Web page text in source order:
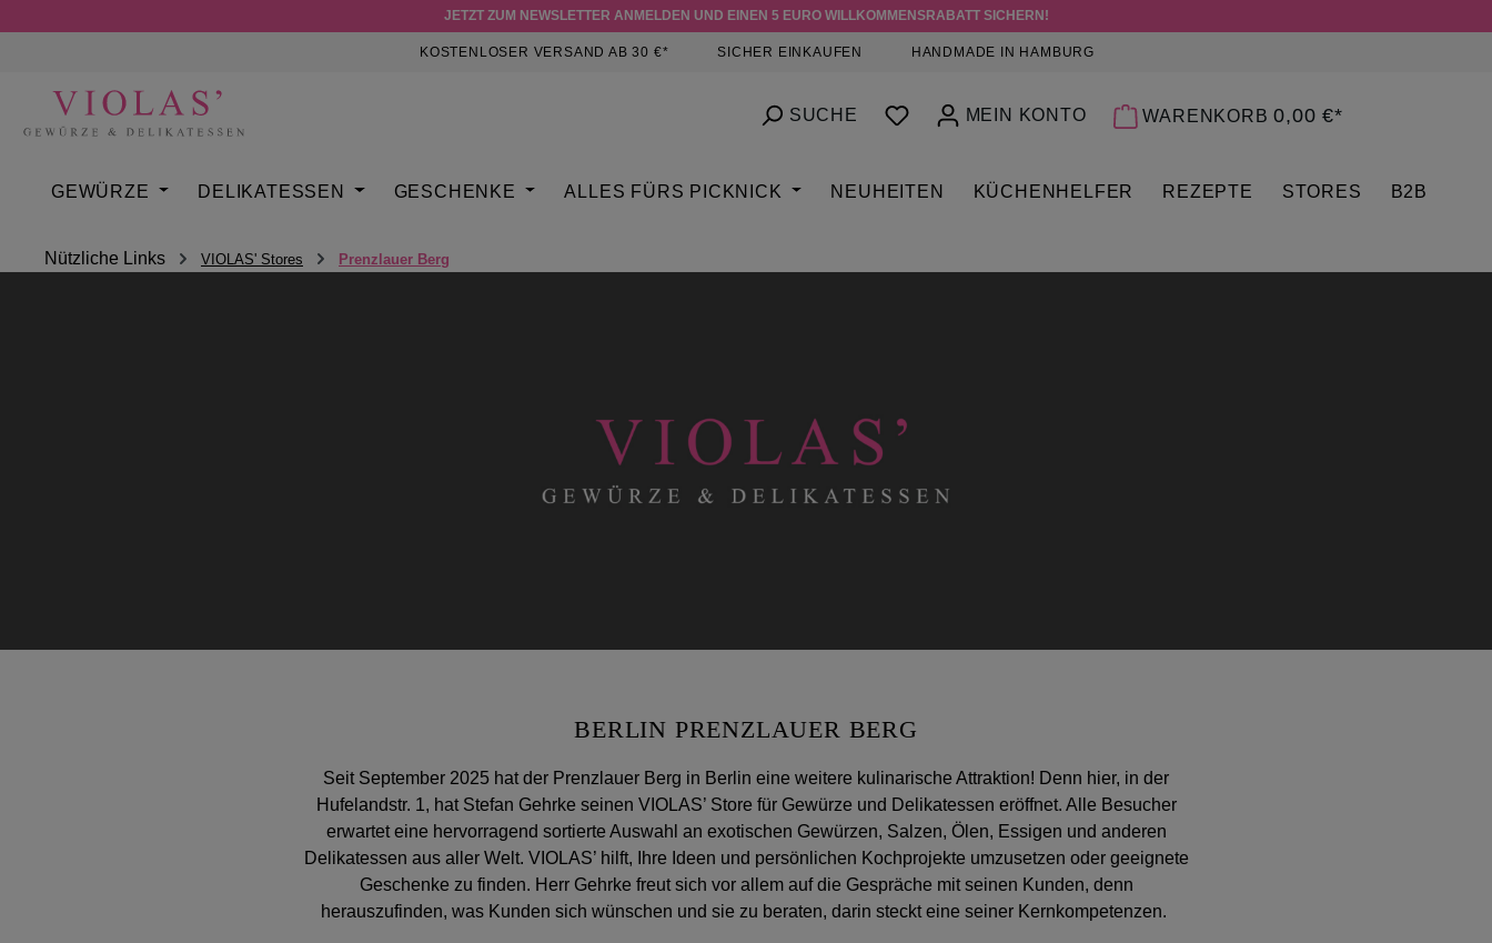
JETZT ZUM NEWSLETTER ANMELDEN UND EINEN 5 EURO WILLKOMMENSRABATT SICHERN!
KOSTENLOSER VERSAND AB 30 €* SICHER EINKAUFEN HANDMADE IN HAMBURG
SUCHE DU HAST 0 PRODUKTE AUF DEM MERKZETTEL
MEIN KONTO WARENKORB 0,00 €*
GEWÜRZE DELIKATESSEN GESCHENKE ALLES FÜRS PICKNICK NEUHEITEN KÜCHENHELFER REZEPTE STORES B2B
Nützliche Links VIOLAS' Stores Prenzlauer Berg
BERLIN PRENZLAUER BERG
Seit September 2025 hat der Prenzlauer Berg in Berlin eine weitere kulinarische Attraktion! Denn hier, in der
Hufelandstr. 1, hat Stefan Gehrke seinen VIOLAS’ Store für Gewürze und Delikatessen eröffnet. Alle Besucher
erwartet eine hervorragend sortierte Auswahl an exotischen Gewürzen, Salzen, Ölen, Essigen und anderen
Delikatessen aus aller Welt. VIOLAS’ hilft, Ihre Ideen und persönlichen Kochprojekte umzusetzen oder geeignete
Geschenke zu finden. Herr Gehrke freut sich vor allem auf die Gespräche mit seinen Kunden, denn
herauszufinden, was Kunden sich wünschen und sie zu beraten, darin steckt eine seiner Kernkompetenzen.